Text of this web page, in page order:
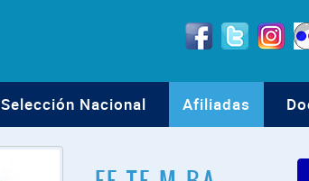
Selección Nacional Afiliadas